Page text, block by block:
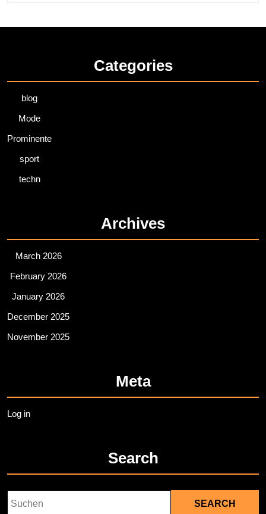
Categories
blog
Mode
Prominente
sport
techn
Archives
March 2026
February 2026
January 2026
December 2025
November 2025
Meta
Log in
Search